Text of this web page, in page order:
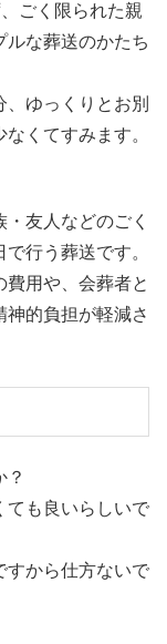
ごく限られた親
ルな葬送のかたち
ゆっくりとお別
くてすみます。
友人などのごく
行う葬送です。
用や、会葬者と
的負担が軽減さ
？
ても良いらしいで
すから仕方ないで